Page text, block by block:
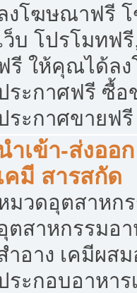
งโฆษณาฟรี
ว็บ โปรโมทฟ
รี ให้คุณได้ล
ระกาศฟรี ซื้อ
ระกาศขายฟรี
ำเข้า-ส่งออ
คมี สารสกัด
มวดอุตสาหก
ตสาหกรรมอา
ำอาง เคมีผส
ระกอบอาหาร